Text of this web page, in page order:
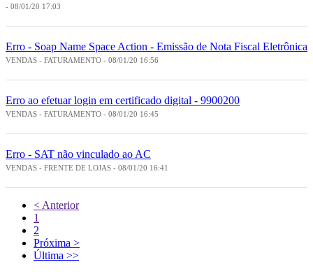
- 08/01/20 17:03
Erro - Soap Name Space Action - Emissão de Nota Fiscal Eletrônica
VENDAS - FATURAMENTO - 08/01/20 16:56
Erro ao efetuar login em certificado digital - 9900200
VENDAS - FATURAMENTO - 08/01/20 16:45
Erro - SAT não vinculado ao AC
VENDAS - FRENTE DE LOJAS - 08/01/20 16:41
< Anterior
1
2
Próxima >
Última >>